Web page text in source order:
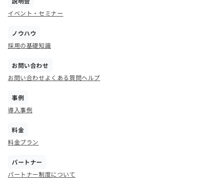
イベント・セミナー
ノウハウ
採用の基礎知識
お問い合わせ
お問い合わせよくある質問ヘルプ
事例
導入事例
料金
料金プラン
パートナー
パートナー制度について